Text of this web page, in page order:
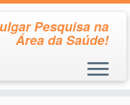
Pesquisa na
Área da Saúde!